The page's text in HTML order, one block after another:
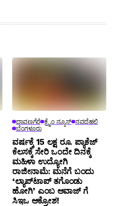
ದಾವಣಗೆರೆ ಕ್ರೈಂ ನ್ಯೂಸ್ ನವದೆಹಲಿ
ಬೆಂಗಳೂರು
ವರ್ಷಕ್ಕೆ 15 ಲಕ್ಷ ರೂ. ಪ್ಯಾಕೆಜ್
ಕೆಲಸಕ್ಕೆ ಸೇರಿ ಒಂದೇ ದಿನಕ್ಕೆ
ಮಹಿಳಾ ಉದ್ಯೋಗಿ
ರಾಜೀನಾಮೆ: ಮನೆಗೆ ಬಂದು
‘ಲ್ಯಾಪ್‌ಟಾಪ್ ತಗೊಂಡು
ಹೋಗಿ’ ಎಂಬ ಆವಾಜ್ ಗೆ
ಸಿಇಒ ಆಕ್ರೋಶ!